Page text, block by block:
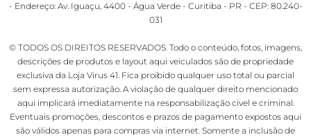
- Endereço: Av. Iguaçu, 4400 - Água Verde - Curitiba - PR - CEP: 80.240-
031
© TODOS OS DIREITOS RESERVADOS. Todo o conteúdo, fotos, imagens,
descrições de produtos e layout aqui veiculados são de propriedade
exclusiva da Loja Virus 41. Fica proibido qualquer uso total ou parcial
sem expressa autorização. A violação de qualquer direito mencionado
aqui implicará imediatamente na responsabilização cível e criminal.
Eventuais promoções, descontos e prazos de pagamento expostos aqui
são válidos apenas para compras via internet. Somente a inclusão de